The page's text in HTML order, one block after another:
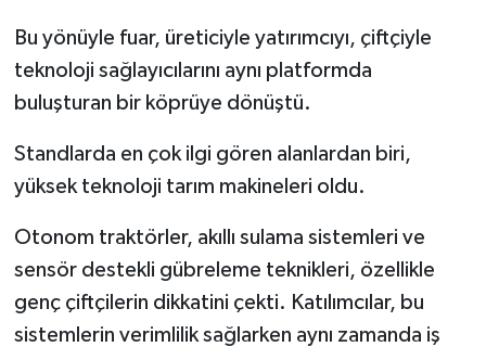
Bu yönüyle fuar, üreticiyle yatırımcıyı, çiftçiyle
teknoloji sağlayıcılarını aynı platformda
buluşturan bir köprüye dönüştü.
Standlarda en çok ilgi gören alanlardan biri,
yüksek teknoloji tarım makineleri oldu.
Otonom traktörler, akıllı sulama sistemleri ve
sensör destekli gübreleme teknikleri, özellikle
genç çiftçilerin dikkatini çekti. Katılımcılar, bu
sistemlerin verimlilik sağlarken aynı zamanda iş